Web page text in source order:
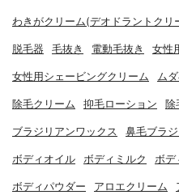
わきがクリーム(デオドラントクリ
脱毛器 毛抜き 電動毛抜き 女性
女性用シェービングクリーム ム
除毛クリーム 抑毛ローション 除
ブラジリアンワックス 鼻毛ブラ
ボディオイル ボディミルク ボデ
ボディパウダー アロエクリーム